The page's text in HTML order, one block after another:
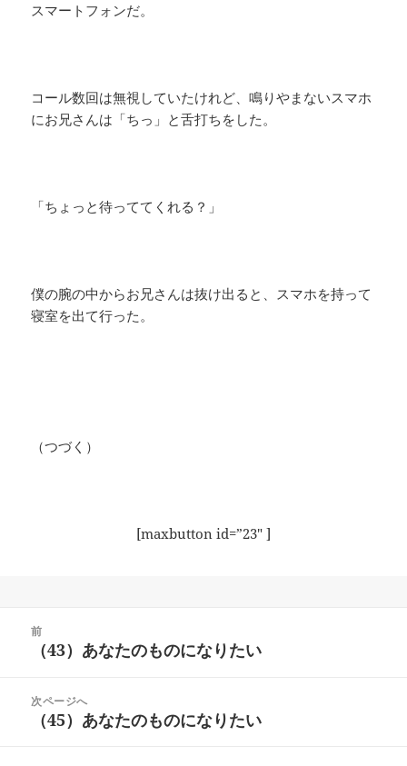
スマートフォンだ。
コール数回は無視していたけれど、鳴りやまないスマホ
にお兄さんは「ちっ」と舌打ちをした。
「ちょっと待っててくれる？」
僕の腕の中からお兄さんは抜け出ると、スマホを持って
寝室を出て行った。
（つづく）
[maxbutton id=”23″ ]
前
前
投
稿:
（43）あなたのものになりたい
次ページへ
次（45）あなたのものになりたい